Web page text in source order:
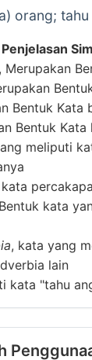
orang; tahu
, Merupakan
Bentuk Kata
Bentuk Kata
meliputi
kata
, kata yang
lain
kata "tahu